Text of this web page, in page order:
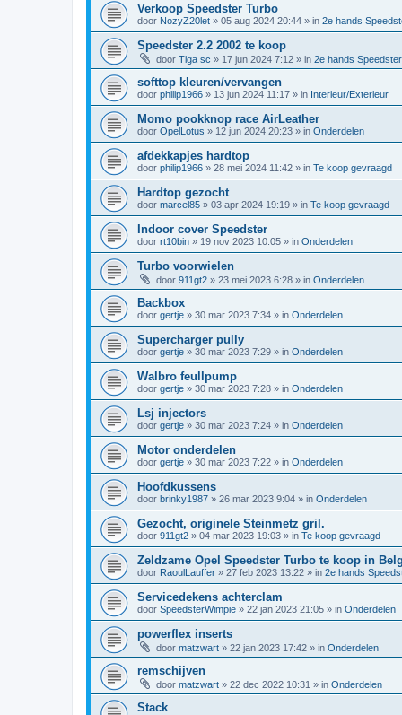
Verkoop Speedster Turbo
door NozyZ20let » 05 aug 2024 20:44 » in 2e hands
Speedster 2.2 2002 te koop
door Tiga sc » 17 jun 2024 7:12 » in 2e hands
softtop kleuren/vervangen
door philip1966 » 13 jun 2024 11:17 » in Interieur/Exterieur
Momo pookknop race AirLeather
door OpelLotus » 12 jun 2024 20:23 » in Onderdelen
afdekkapjes hardtop
door philip1966 » 28 mei 2024 11:42 » in Te koop gevraagd
Hardtop gezocht
door marcel85 » 03 apr 2024 19:19 » in Te koop gevraagd
Indoor cover Speedster
door rt10bin » 19 nov 2023 10:05 » in Onderdelen
Turbo voorwielen
door 911gt2 » 23 mei 2023 6:28 » in Onderdelen
Backbox
door gertje » 30 mar 2023 7:34 » in Onderdelen
Supercharger pully
door gertje » 30 mar 2023 7:29 » in Onderdelen
Walbro feullpump
door gertje » 30 mar 2023 7:28 » in Onderdelen
Lsj injectors
door gertje » 30 mar 2023 7:24 » in Onderdelen
Motor onderdelen
door gertje » 30 mar 2023 7:22 » in Onderdelen
Hoofdkussens
door brinky1987 » 26 mar 2023 9:04 » in Onderdelen
Gezocht, originele Steinmetz gril.
door 911gt2 » 04 mar 2023 19:03 » in Te koop gevraagd
Zeldzame Opel Speedster Turbo te koop in
door RaoulLauffer » 27 feb 2023 13:22 » in 2e hands
Servicedekens achterclam
door SpeedsterWimpie » 22 jan 2023 21:05 » in Onderdelen
powerflex inserts
door matzwart » 22 jan 2023 17:42 » in Onderdelen
remschijven
door matzwart » 22 dec 2022 10:31 » in Onderdelen
Stack